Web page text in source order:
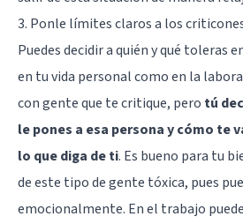
3. Ponle límites claros a los
Puedes decidir a quién y qué toleras
en tu vida personal como en la
con gente que te critique, pero tú
le pones a esa persona y cómo te
lo que diga de ti. Es bueno para tu
de este tipo degente tóxica, pues
emocionalmente. En el trabajo